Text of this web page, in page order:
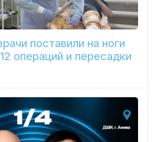
поставили на ноги
операций и пересадки